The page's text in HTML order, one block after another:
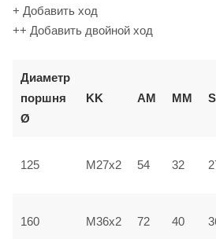
+ Добавить ход
++ Добавить двойной ход
Диаметр
поршня
Ø
KK AM ММ
125 M27x2 54 32
160 M36x2 72 40